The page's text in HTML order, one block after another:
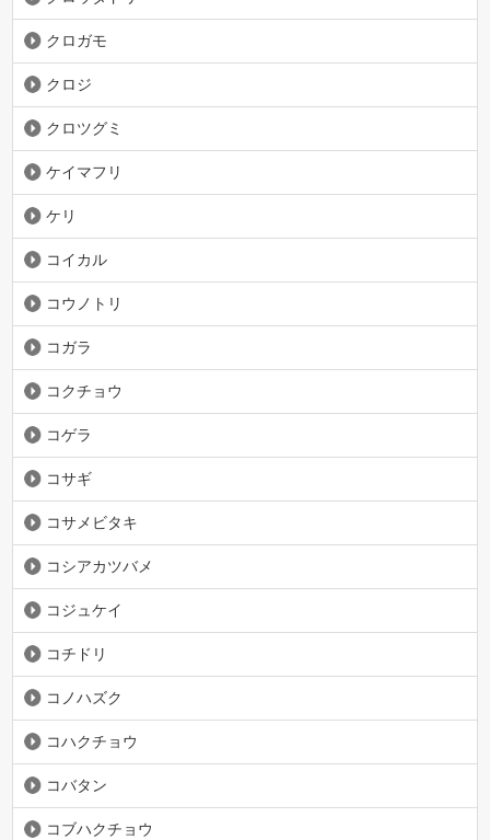
クロガモ
クロジ
クロツグミ
ケイマフリ
ケリ
コイカル
コウノトリ
コガラ
コクチョウ
コゲラ
コサギ
コサメビタキ
コシアカツバメ
コジュケイ
コチドリ
コノハズク
コハクチョウ
コバタン
コブハクチョウ